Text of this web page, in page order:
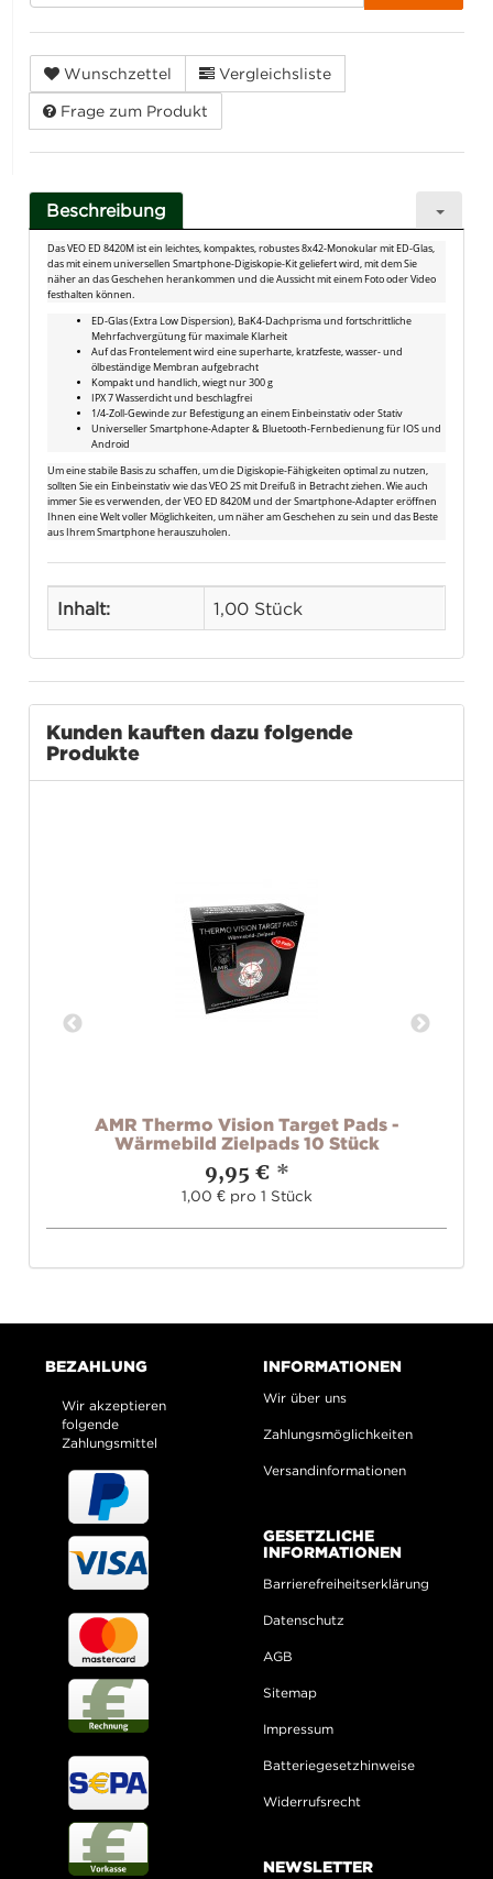
Wunschzettel Vergleichsliste
Frage zum Produkt
Beschreibung
Das VEO ED 8420M ist ein leichtes, kompaktes, robustes 8x42-Monokular mit ED-Glas,
das mit einem universellen Smartphone-Digiskopie-Kit geliefert wird, mit dem Sie
näher an das Geschehen herankommen und die Aussicht mit einem Foto oder Video
festhalten können.
ED-Glas (Extra Low Dispersion), BaK4-Dachprisma und fortschrittliche
Mehrfachvergütung für maximale Klarheit
Auf das Frontelement wird eine superharte, kratzfeste, wasser- und
ölbeständige Membran aufgebracht
Kompakt und handlich, wiegt nur 300 g
IPX 7 Wasserdicht und beschlagfrei
1/4-Zoll-Gewinde zur Befestigung an einem Einbeinstativ oder Stativ
Universeller Smartphone-Adapter & Bluetooth-Fernbedienung für IOS und
Android
Um eine stabile Basis zu schaffen, um die Digiskopie-Fähigkeiten optimal zu nutzen,
sollten Sie ein Einbeinstativ wie das VEO 2S mit Dreifuß in Betracht ziehen. Wie auch
immer Sie es verwenden, der VEO ED 8420M und der Smartphone-Adapter eröffnen
Ihnen eine Welt voller Möglichkeiten, um näher am Geschehen zu sein und das Beste
aus Ihrem Smartphone herauszuholen.
Inhalt: 1,00 Stück
Kunden kauften dazu folgende
Produkte
AMR Thermo Vision Target Pads -
Wärmebild Zielpads 10 Stück
9,95 € *
1,00 € pro 1 Stück
BEZAHLUNG
Wir akzeptieren
folgende
Zahlungsmittel
INFORMATIONEN
Wir über uns
Zahlungsmöglichkeiten
Versandinformationen
GESETZLICHE
INFORMATIONEN
Barrierefreiheitserklärung
Datenschutz
AGB
Sitemap
Impressum
Batteriegesetzhinweise
Widerrufsrecht
NEWSLETTER